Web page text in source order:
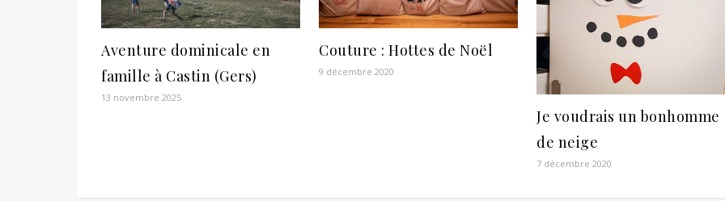
Aventure dominicale en
famille à Castin (Gers)
13 novembre 2025
Couture : Hottes de Noël
9 décembre 2020
Je voudrais un bonhomme
de neige
7 décembre 2020